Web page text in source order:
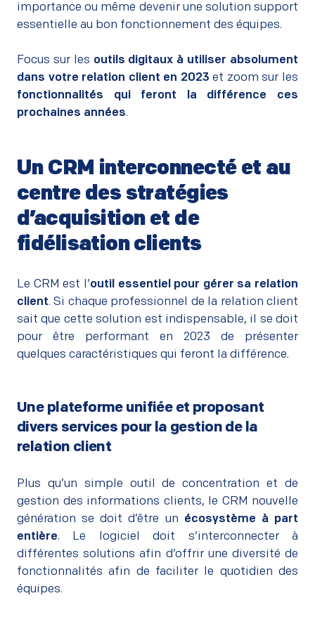
importance ou même devenir une solution support
essentielle au bon fonctionnement des équipes.
Focus sur les outils digitaux à utiliser absolument
dans votre relation client en 2023et zoom sur les
fonctionnalités qui feront la différence ces
prochaines années.
Un CRM interconnecté et au
centre des stratégies
d’acquisition et de
fidélisation clients
Le CRM est l’outil essentiel pour gérer sa relation
client. Si chaque professionnel de la relation client
sait que cette solution est indispensable, il se doit
pour être performant en 2023 de présenter
quelques caractéristiques qui feront la différence.
Une plateforme unifiée et proposant
divers services pour la gestion de la
relation client
Plus qu’un simple outil de concentration et de
gestion des informations clients, le CRM nouvelle
génération se doit d’être un écosystème à part
entière. Le logiciel doit s’interconnecter à
différentes solutions afin d’offrir une diversité de
fonctionnalités afin de faciliter le quotidien des
équipes.